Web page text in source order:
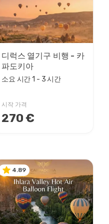
3470 EUR +
디럭스 열기구 비행 - 카
파도키아
소요 시간 1 - 3 시간
시작 가격
270 €
4.89